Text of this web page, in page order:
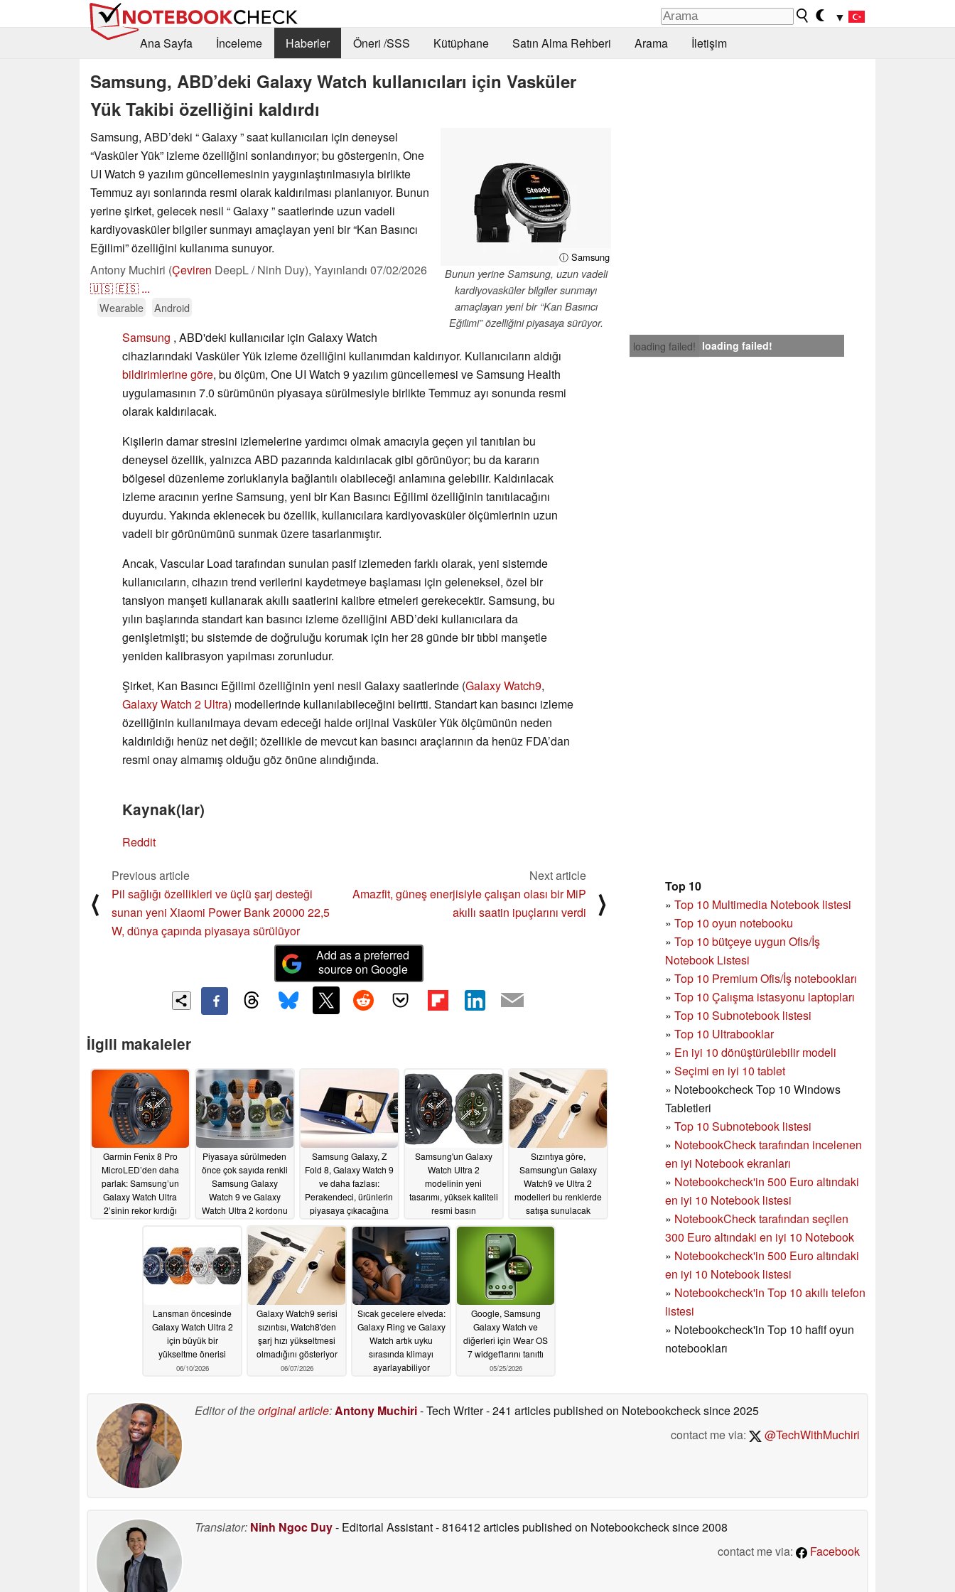
▼
Ana Sayfa
İnceleme Haberler Öneri /SSS Kütüphane Satın Alma Rehberi Arama İletişim
Samsung, ABD’deki Galaxy Watch kullanıcıları için Vasküler
Yük Takibi özelliğini kaldırdı
ⓘ Samsung
Bunun yerine Samsung, uzun vadeli
kardiyovasküler bilgiler sunmayı
amaçlayan yeni bir “Kan Basıncı
Eğilimi” özelliğini piyasaya sürüyor.
Samsung, ABD’deki “ Galaxy ” saat kullanıcıları için deneysel
“Vasküler Yük” izleme özelliğini sonlandırıyor; bu göstergenin, One
UI Watch 9 yazılım güncellemesinin yaygınlaştırılmasıyla birlikte
Temmuz ayı sonlarında resmi olarak kaldırılması planlanıyor. Bunun
yerine şirket, gelecek nesil “ Galaxy ” saatlerinde uzun vadeli
kardiyovasküler bilgiler sunmayı amaçlayan yeni bir “Kan Basıncı
Eğilimi” özelliğini kullanıma sunuyor.
Antony Muchiri (Çeviren DeepL / Ninh Duy), Yayınlandı 07/02/2026
🇺🇸🇪🇸 ...
Wearable Android
loading failed! loading failed!
Samsung , ABD'deki kullanıcılar için Galaxy Watch
cihazlarındaki Vasküler Yük izleme özelliğini kullanımdan kaldırıyor. Kullanıcıların aldığı
bildirimlerine göre, bu ölçüm, One UI Watch 9 yazılım güncellemesi ve Samsung Health
uygulamasının 7.0 sürümünün piyasaya sürülmesiyle birlikte Temmuz ayı sonunda resmi
olarak kaldırılacak.
Kişilerin damar stresini izlemelerine yardımcı olmak amacıyla geçen yıl tanıtılan bu
deneysel özellik, yalnızca ABD pazarında kaldırılacak gibi görünüyor; bu da kararın
bölgesel düzenleme zorluklarıyla bağlantılı olabileceği anlamına gelebilir. Kaldırılacak
izleme aracının yerine Samsung, yeni bir Kan Basıncı Eğilimi özelliğinin tanıtılacağını
duyurdu. Yakında eklenecek bu özellik, kullanıcılara kardiyovasküler ölçümlerinin uzun
vadeli bir görünümünü sunmak üzere tasarlanmıştır.
Ancak, Vascular Load tarafından sunulan pasif izlemeden farklı olarak, yeni sistemde
kullanıcıların, cihazın trend verilerini kaydetmeye başlaması için geleneksel, özel bir
tansiyon manşeti kullanarak akıllı saatlerini kalibre etmeleri gerekecektir. Samsung, bu
yılın başlarında standart kan basıncı izleme özelliğini ABD’deki kullanıcılara da
genişletmişti; bu sistemde de doğruluğu korumak için her 28 günde bir tıbbi manşetle
yeniden kalibrasyon yapılması zorunludur.
Şirket, Kan Basıncı Eğilimi özelliğinin yeni nesil Galaxy saatlerinde (Galaxy Watch9,
Galaxy Watch 2 Ultra) modellerinde kullanılabileceğini belirtti. Standart kan basıncı izleme
özelliğinin kullanılmaya devam edeceği halde orijinal Vasküler Yük ölçümünün neden
kaldırıldığı henüz net değil; özellikle de mevcut kan basıncı araçlarının da henüz FDA’dan
resmi onay almamış olduğu göz önüne alındığında.
Kaynak(lar)
Reddit
Top 10
» Top 10 Multimedia Notebook listesi
» Top 10 oyun notebooku
» Top 10 bütçeye uygun Ofis/İş
Notebook Listesi
» Top 10 Premium Ofis/İş notebookları
» Top 10 Çalışma istasyonu laptopları
» Top 10 Subnotebook listesi
» Top 10 Ultrabooklar
» En iyi 10 dönüştürülebilir modeli
» Seçimi en iyi 10 tablet
» Notebookcheck Top 10 Windows
Tabletleri
» Top 10 Subnotebook listesi
» NotebookCheck tarafından incelenen
en iyi Notebook ekranları
» Notebookcheck'in 500 Euro altındaki
en iyi 10 Notebook listesi
» NotebookCheck tarafından seçilen
300 Euro altındaki en iyi 10 Notebook
» Notebookcheck'in 500 Euro altındaki
en iyi 10 Notebook listesi
» Notebookcheck'in Top 10 akıllı telefon
listesi
» Notebookcheck'in Top 10 hafif oyun
notebookları
⟨
Previous article
Pil sağlığı özellikleri ve üçlü şarj desteği
sunan yeni Xiaomi Power Bank 20000 22,5
W, dünya çapında piyasaya sürülüyor
Next article
Amazfit, güneş enerjisiyle çalışan olası bir MiP
akıllı saatin ipuçlarını verdi
⟩
Add as a preferred
source on Google
İlgili makaleler
Garmin Fenix 8 Pro
MicroLED’den daha
parlak: Samsung’un
Galaxy Watch Ultra
2’sinin rekor kırdığı
Piyasaya sürülmeden
önce çok sayıda renkli
Samsung Galaxy
Watch 9 ve Galaxy
Watch Ultra 2 kordonu
06/27/2026
Samsung Galaxy, Z
Fold 8, Galaxy Watch 9
ve daha fazlası:
Perakendeci, ürünlerin
piyasaya çıkacağına
06/26/2026
Samsung'un Galaxy
Watch Ultra 2
modelinin yeni
tasarımı, yüksek kaliteli
resmi basın
06/24/2026
Sızıntıya göre,
Samsung'un Galaxy
Watch9 ve Ultra 2
modelleri bu renklerde
satışa sunulacak
06/24/2026
Lansman öncesinde
Galaxy Watch Ultra 2
için büyük bir
yükseltme önerisi
06/10/2026
Galaxy Watch9 serisi
sızıntısı, Watch8'den
şarj hızı yükseltmesi
olmadığını gösteriyor
06/07/2026
Sıcak gecelere elveda:
Galaxy Ring ve Galaxy
Watch artık uyku
sırasında klimayı
ayarlayabiliyor
Google, Samsung
Galaxy Watch ve
diğerleri için Wear OS
7 widget'larını tanıttı
05/25/2026
Editor of theoriginal article:Antony Muchiri- Tech Writer- 241 articles published on Notebookchecksince 2025
contact me via:
@TechWithMuchiri
Translator: Ninh Ngoc Duy- Editorial Assistant- 816412 articles published on Notebookchecksince 2008
contact me via:
Facebook